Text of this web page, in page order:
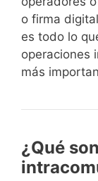
o firma
es todo lo
operaciones
más
¿Qué